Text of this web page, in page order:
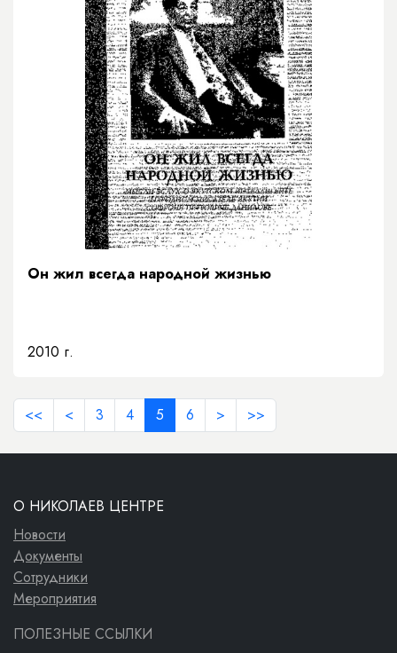
Он жил всегда народной жизнью
2010 г.
<< < 3 4 5 6 > >>
О НИКОЛАЕВ ЦЕНТРЕ
Новости
Документы
Сотрудники
Мероприятия
ПОЛЕЗНЫЕ ССЫЛКИ